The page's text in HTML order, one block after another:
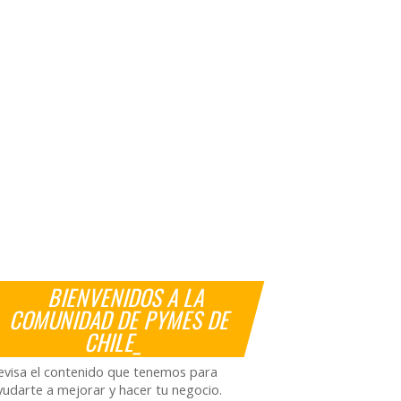
BIENVENIDOS A LA
COMUNIDAD DE PYMES DE
CHILE_
el contenido que tenemos para
a mejorar y hacer tu negocio.